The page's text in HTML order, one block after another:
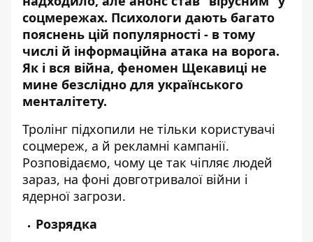
соцмережах. Психологи дають багато
пояснень цій популярності - в тому
числі й інформаційна атака на ворога.
Як і вся війна, феномен Щекавиці не
мине безслідно для українського
менталітету.
Тролінг підхопили не тільки користувачі
соцмереж, а й рекламні кампанії.
Розповідаємо, чому це так чіпляє людей
зараз, на фоні довготривалої війни і
ядерної загрози.
Розрядка